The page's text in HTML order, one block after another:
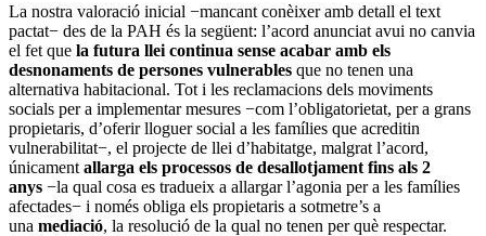
La nostra valoració inicial −mancant conèixer amb detall el text
pactat− des de la PAH és la següent: l’acord anunciat avui no canvia
el fet que la futura llei continua sense acabar amb els
desnonaments de persones vulnerables que no tenen una
alternativa habitacional. Tot i les reclamacions dels moviments
socials per a implementar mesures −com l’obligatorietat, per a grans
propietaris, d’oferir lloguer social a les famílies que acreditin
vulnerabilitat−, el projecte de llei d’habitatge, malgrat l’acord,
únicament allarga els processos de desallotjament fins als 2
anys −la qual cosa es tradueix a allargar l’agonia per a les famílies
afectades− i només obliga els propietaris a sotmetre’s a
una mediació, la resolució de la qual no tenen per què respectar.